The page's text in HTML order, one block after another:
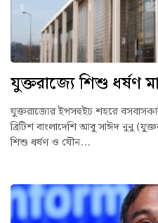
যুক্তরাজ্যে শিশু ধর্ষণ
যুক্তরাজ্যের ইপসহুইচ শহরে
ব্রিটিশ বাংলাদেশি আবু সাঈদ নুনু
শিশু ধর্ষণ ও যৌন...